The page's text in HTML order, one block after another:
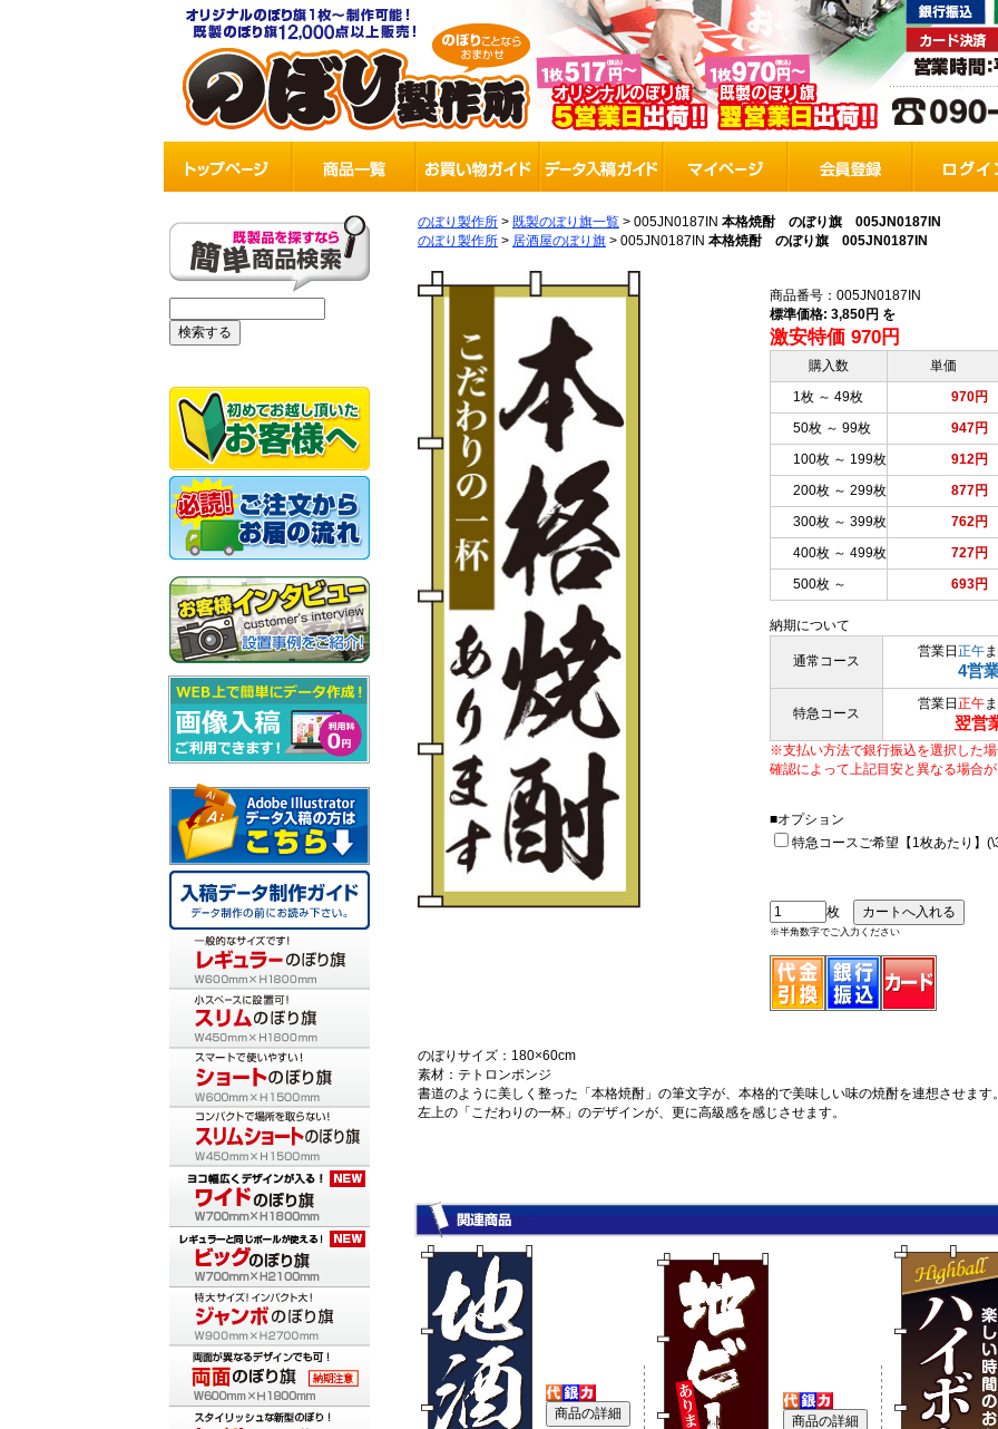
のぼり製作所 > 既製のぼり旗一覧 > 005JN0187IN 本格焼酎 のぼり旗 005JN0187IN
のぼり製作所 > 居酒屋のぼり旗 > 005JN0187IN 本格焼酎 のぼり旗 005JN0187IN
商品番号：005JN0187IN
標準価格: 3,850円 を
激安特価 970円
購入数
単価
1枚 ～ 49枚
970円
50枚 ～ 99枚
947円
100枚 ～ 199枚
912円
200枚 ～ 299枚
877円
300枚 ～ 399枚
762円
400枚 ～ 499枚
727円
500枚 ～
693円
納期について
通常コース
営業日 正午
4営
特急コース
営業日 正午
翌営
※支払い方法で銀行振込を選択した
確認によって上記目安と異なる場合
■オプション
特急コースご希望【1枚あたり】
枚
※半角数字でご入力ください
のぼりサイズ：180×60cm
素材：テトロンポンジ
書道のように美しく整った「本格焼酎」の筆文字が、本格的で美味しい味の焼酎を連想させます
左上の「こだわりの一杯」のデザインが、更に高級感を感じさせます。